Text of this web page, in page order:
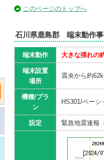
このページのトップへ
石川県鹿島郡 端末動作
端末動作 大きな揺れの
端末設置
場所
震央から約
機種/プラ
ン
HS301/ベーシ
設定 緊急地震速報